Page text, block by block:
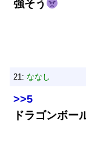
強そう
21: ななし
>>5
ドラゴンボー